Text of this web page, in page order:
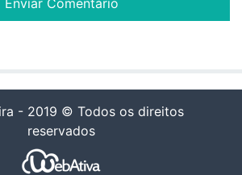
- 2019 © Todos os direitos
reservados